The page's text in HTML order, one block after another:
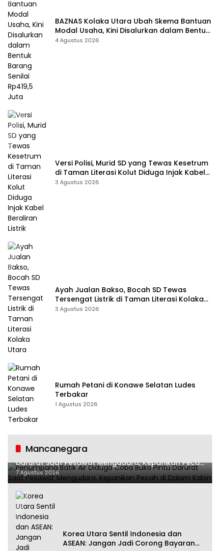
BAZNAS Kolaka Utara Ubah Skema Bantuan
Modal Usaha, Kini Disalurkan dalam Bentuk
Barang Senilai Rp419,5 Juta
4 Agustus 2026
Versi Polisi, Murid SD yang Tewas Kesetrum
di Taman Literasi Kolut Diduga Injak Kabel
Beraliran Listrik
3 Agustus 2026
Ayah Jualan Bakso, Bocah SD Tewas
Tersengat Listrik di Taman Literasi Kolaka
Utara
3 Agustus 2026
Rumah Petani di Konawe Selatan Ludes
Terbakar
1 Agustus 2026
Mancanegara
Penumpang Batik Air Diduga Coba Buka Pintu
Darurat Saat Pesawat Mengudara, Kepanikan Pecah
di Dalam Kabin
7 Agustus 2026
Korea Utara Sentil Indonesia dan
ASEAN: Jangan Jadi Corong Bayaran